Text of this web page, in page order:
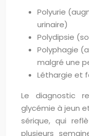
Polyurie
urinaire)
Polydipsie
Polyphagie
malgré une
Léthargie et
Le diagnostic
glycémie à jeun
sérique, qui
plusieurs